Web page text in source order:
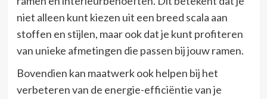
niet alleen kunt kiezen uit een breed scala aan
stoffen en stijlen, maar ook dat je kunt profiteren
van unieke afmetingen die passen bij jouw ramen.
Bovendien kan maatwerk ook helpen bij het
verbeteren van de energie-efficiëntie van je